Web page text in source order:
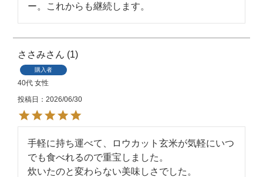
ー。これからも継続します。
ささみ 1
購入者
40代 女性
投稿日
2026/06/30
手軽に持ち運べて、ロウカット玄米が気軽にいつ
でも食べれるので重宝しました。
炊いたのと変わらない美味しさでした。